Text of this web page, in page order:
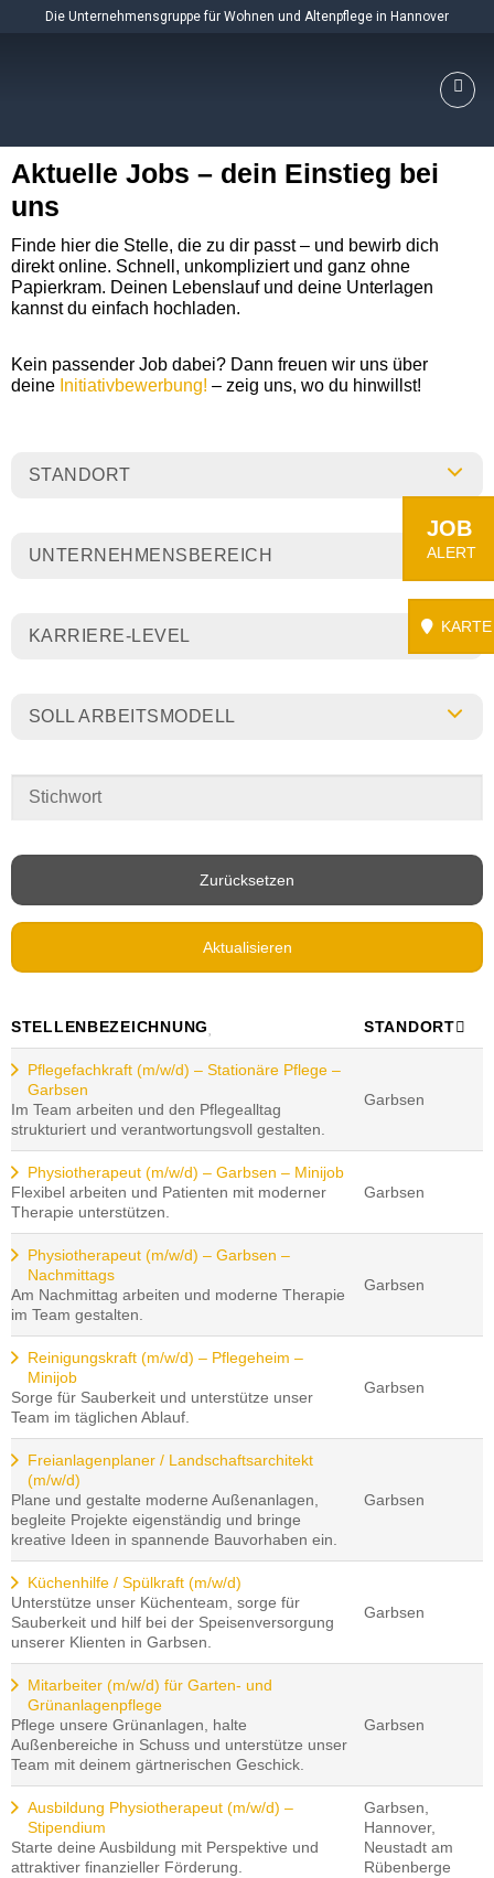
Die Unternehmensgruppe für Wohnen und Altenpflege in Hannover
Aktuelle Jobs – dein Einstieg bei
uns
Finde hier die Stelle, die zu dir passt – und bewirb dich
direkt online. Schnell, unkompliziert und ganz ohne
Papierkram. Deinen Lebenslauf und deine Unterlagen
kannst du einfach hochladen.
Kein passender Job dabei? Dann freuen wir uns über
deine Initiativbewerbung! – zeig uns, wo du hinwillst!
STANDORT
UNTERNEHMENSBEREICH
KARRIERE-LEVEL
SOLL ARBEITSMODELL
Zurücksetzen
Aktualisieren
STELLENBEZEICHNUNG STANDORT
Pflegefachkraft (m/w/d) – Stationäre Pflege –
Garbsen
Im Team arbeiten und den Pflegealltag
strukturiert und verantwortungsvoll gestalten.
Garbsen
Physiotherapeut (m/w/d) – Garbsen – Minijob
Flexibel arbeiten und Patienten mit moderner
Therapie unterstützen.
Garbsen
Physiotherapeut (m/w/d) – Garbsen –
Nachmittags
Am Nachmittag arbeiten und moderne Therapie
im Team gestalten.
Garbsen
Reinigungskraft (m/w/d) – Pflegeheim –
Minijob
Sorge für Sauberkeit und unterstütze unser
Team im täglichen Ablauf.
Garbsen
Freianlagenplaner / Landschaftsarchitekt
(m/w/d)
Plane und gestalte moderne Außenanlagen,
begleite Projekte eigenständig und bringe
kreative Ideen in spannende Bauvorhaben ein.
Garbsen
Küchenhilfe / Spülkraft (m/w/d)
Unterstütze unser Küchenteam, sorge für
Sauberkeit und hilf bei der Speisenversorgung
unserer Klienten in Garbsen.
Garbsen
Mitarbeiter (m/w/d) für Garten- und
Grünanlagenpflege
Pflege unsere Grünanlagen, halte
Außenbereiche in Schuss und unterstütze unser
Team mit deinem gärtnerischen Geschick.
Garbsen
Ausbildung Physiotherapeut (m/w/d) –
Stipendium
Starte deine Ausbildung mit Perspektive und
attraktiver finanzieller Förderung.
Garbsen,
Hannover,
Neustadt am
Rübenberge
JOB
ALERT
KARTE